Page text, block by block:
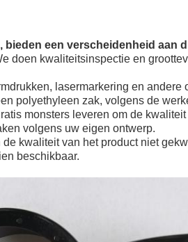
bieden een verscheidenheid aan
doen kwaliteitsinspectie en
lasermarkering en
polyethyleen zak, volgens de
monsters leveren om de kwaliteit
volgens uw eigen ontwerp.
kwaliteit van het product niet
beschikbaar.